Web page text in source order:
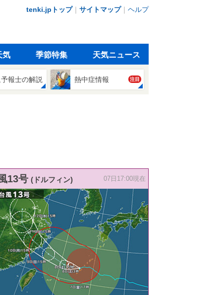
tenki.jpトップ｜ サイトマップ｜ ヘルプ
気 季節特集 天気ニュース
報士の解説 熱中症情報 注目
13号 (ドルフィン) 07日17:00現在